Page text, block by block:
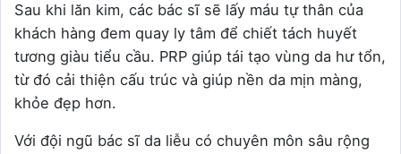
Sau khi lăn kim, các bác sĩ sẽ lấy máu tự thân của
khách hàng đem quay ly tâm để chiết tách huyết
tương giàu tiểu cầu. PRP giúp tái tạo vùng da hư tổn,
từ đó cải thiện cấu trúc và giúp nền da mịn màng,
khỏe đẹp hơn.
Với đội ngũ bác sĩ da liễu có chuyên môn sâu rộng